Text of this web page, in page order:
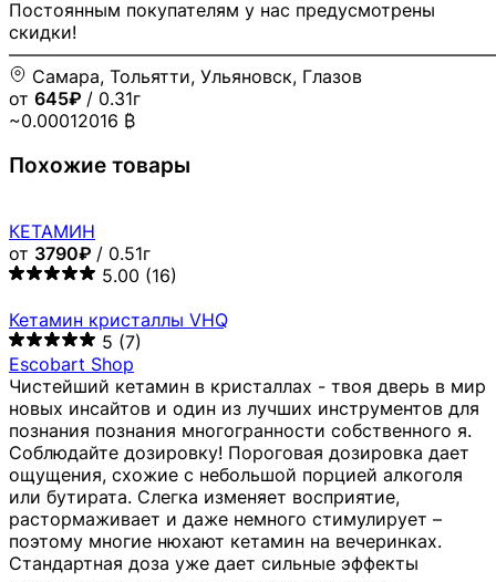
Постоянным покупателям у нас предусмотрены
скидки!
Самара, Тольятти, Ульяновск, Глазов
от 645₽ / 0.31г
~0.00012016 ₿
Похожие товары
КЕТАМИН
от 3790₽ / 0.51г
5.00 (16)
Кетамин кристаллы VHQ
5 (7)
Escobart Shop
Чистейший кетамин в кристаллах - твоя дверь в мир
новых инсайтов и один из лучших инструментов для
познания познания многогранности собственного я.
Соблюдайте дозировку! Пороговая дозировка дает
ощущения, схожие с небольшой порцией алкоголя
или бутирата. Слегка изменяет восприятие,
растормаживает и даже немного стимулирует –
поэтому многие нюхают кетамин на вечеринках.
Стандартная доза уже дает сильные эффекты